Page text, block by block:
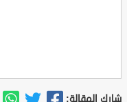
شارك المقالة: